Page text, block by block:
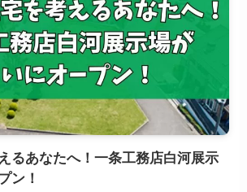
るあなたへ！一条工務店白河展示
ン！